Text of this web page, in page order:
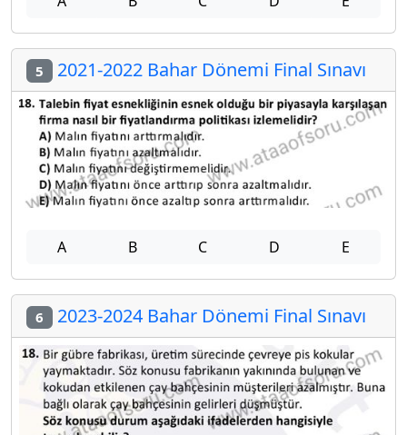
5 2021-2022 Bahar Dönemi Final Sınavı
A B C D E
6 2023-2024 Bahar Dönemi Final Sınavı